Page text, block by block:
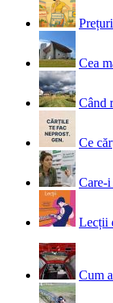
Cea
Când
Ce
Care-i
Lecții
Cum